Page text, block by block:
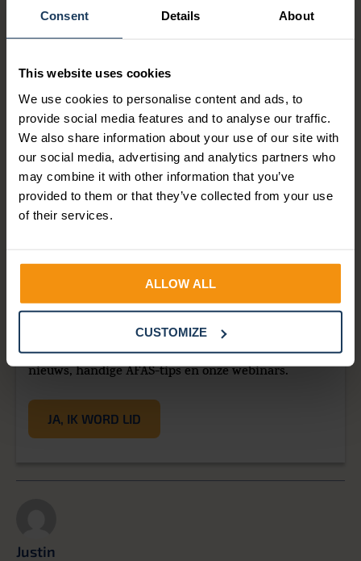
Consent Details About
This website uses cookies
We use cookies to personalise content and ads, to
provide social media features and to analyse our traffic.
We also share information about your use of our site with
our social media, advertising and analytics partners who
may combine it with other information that you’ve
provided to them or that they’ve collected from your use
of their services.
ALLOW ALL
CUSTOMIZE
Loonheffingskorting
Werkgevers moeten bij het berekenen van de
heffingskortingen, zoals de algemene
heffingskorting, arbeidskorting, ouderenkorting,
alleenstaande-ouderenkorting (vanaf AOW-leeftijd)
en jonggehandicaptenkorting, afhankelijk van het
inkomen en de persoonlijke situatie van de
werknemer.
Word gratis lid van onze
Blijf op de hoogte van het laatste HR- en Payroll-
nieuws, handige AFAS-tips en onze webinars.
JA, IK WORD LID
Justin